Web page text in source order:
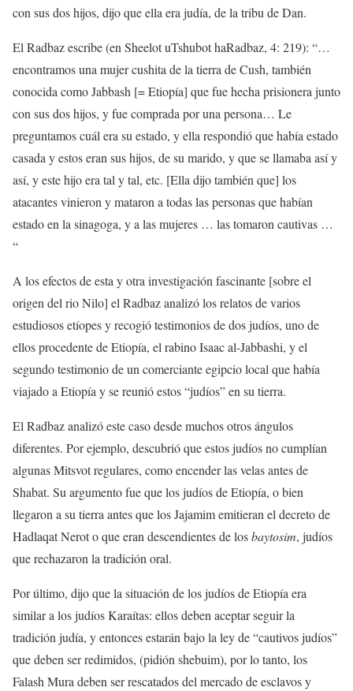
con sus dos hijos, dijo que ella era judía, de la tribu de Dan.
El Radbaz escribe (en Sheelot uTshubot haRadbaz, 4: 219): “…
encontramos una mujer cushita de la tierra de Cush, también
conocida como Jabbash [= Etiopía] que fue hecha prisionera junto
con sus dos hijos, y fue comprada por una persona… Le
preguntamos cuál era su estado, y ella respondió que había estado
casada y estos eran sus hijos, de su marido, y que se llamaba así y
así, y este hijo era tal y tal, etc. [Ella dijo también que] los
atacantes vinieron y mataron a todas las personas que habían
estado en la sinagoga, y a las mujeres … las tomaron cautivas …
“
A los efectos de esta y otra investigación fascinante [sobre el
origen del rio Nilo] el Radbaz analizó los relatos de varios
estudiosos etíopes y recogió testimonios de dos judíos, uno de
ellos procedente de Etiopía, el rabino Isaac al-Jabbashi, y el
segundo testimonio de un comerciante egipcio local que había
viajado a Etiopía y se reunió estos “judíos” en su tierra.
El Radbaz analizó este caso desde muchos otros ángulos
diferentes. Por ejemplo, descubrió que estos judíos no cumplían
algunas Mitsvot regulares, como encender las velas antes de
Shabat. Su argumento fue que los judíos de Etiopía, o bien
llegaron a su tierra antes que los Jajamim emitieran el decreto de
Hadlaqat Nerot o que eran descendientes de losbaytosim, judíos
que rechazaron la tradición oral.
Por último, dijo que la situación de los judíos de Etiopía era
similar a los judíos Karaítas: ellos deben aceptar seguir la
tradición judía, y entonces estarán bajo la ley de “cautivos judíos”
que deben ser redimidos, (pidión shebuim), por lo tanto, los
Falash Mura deben ser rescatados del mercado de esclavos y